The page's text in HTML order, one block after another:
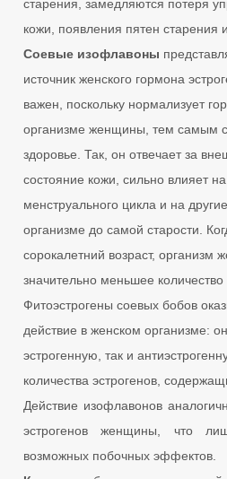
старения, замедляются потеря
кожи, появления пятен старения
Соевые изофлавоны
источник женского гормона
важен, поскольку нормализует
организме женщины, тем самым
здоровье. Так, он отвечает за
состояние кожи, сильно влияет
менструального цикла и на
организме до самой старости.
сорокалетний возраст,
значительно меньшее количество
Фитоэстрогены соевых бобов
действие в женском организме:
эстрогенную, так и
количества эстрогенов,
Действие изофлавонов
эстрогенов женщины, что
возможных побочных эффектов.